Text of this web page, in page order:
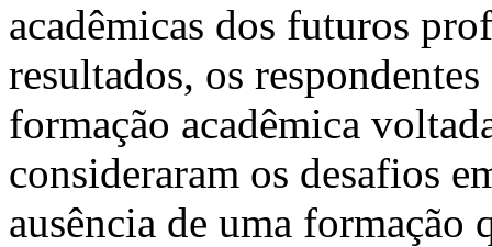
acadêmicas dos futuros
resultados, os
formação acadêmica
consideraram os desafios
ausência de uma formação